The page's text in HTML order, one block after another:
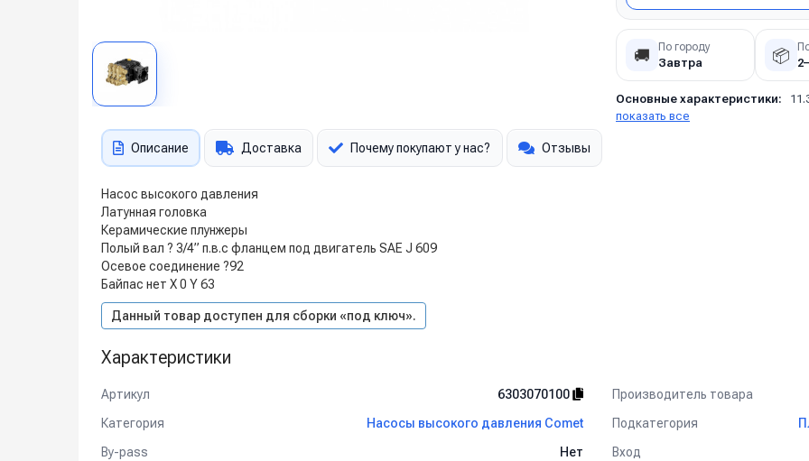
🚚 По городу
Завтра 📦
Основные характеристики:
показать все
Описание Доставка Почему покупают у нас? Отзывы
Насос высокого давления
Латунная головка
Керамические плунжеры
Полый вал ? 3/4” п.в.с фланцем под двигатель SAE J 609
Осевое соединение ?92
Байпас нет Х 0 Y 63
Данный товар доступен для сборки «под ключ».
Характеристики
Артикул 6303070100 Производитель товара
Категория
Насосы высокого давления Comet Подкатегория
By-pass
Нет Вход